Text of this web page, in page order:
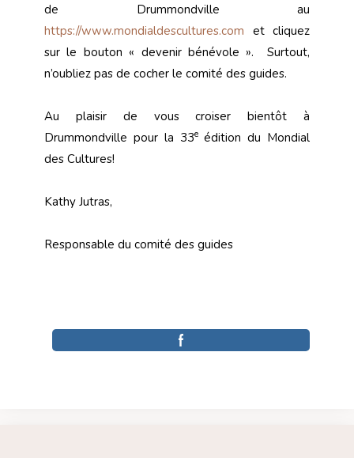
de Drummondville au
https://www.mondialdescultures.com et cliquez
sur le bouton « devenir bénévole ». Surtout,
n’oubliez pas de cocher le comité des guides.
Au plaisir de vous croiser bientôt à
Drummondville pour la 33eédition du Mondial
des Cultures!
Kathy Jutras,
Responsable du comité des guides